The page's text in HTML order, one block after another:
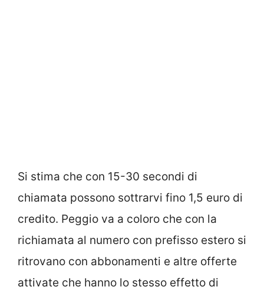
Si stima che con 15-30 secondi di
chiamata possono sottrarvi fino 1,5 euro di
credito. Peggio va a coloro che con la
richiamata al numero con prefisso estero si
ritrovano con abbonamenti e altre offerte
attivate che hanno lo stesso effetto di